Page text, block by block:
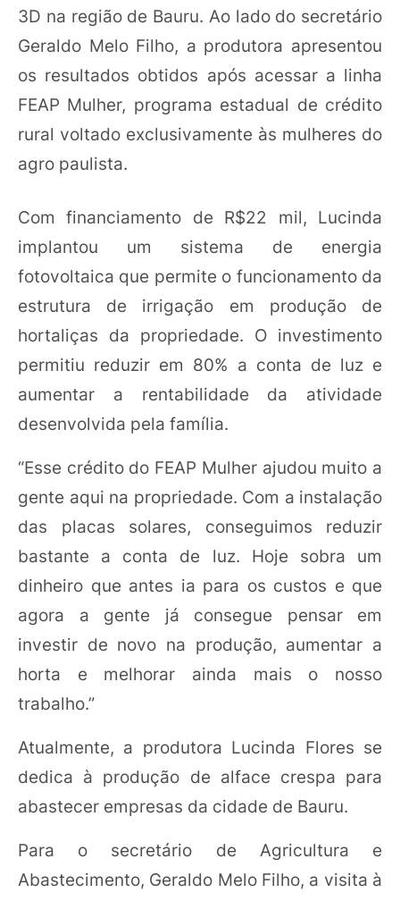
3D na região de Bauru. Ao lado do secretário
Geraldo Melo Filho, a produtora apresentou
os resultados obtidos após acessar a linha
FEAP Mulher, programa estadual de crédito
rural voltado exclusivamente às mulheres do
agro paulista.
Com financiamento de R$22 mil, Lucinda
implantou um sistema de energia
fotovoltaica que permite o funcionamento da
estrutura de irrigação em produção de
hortaliças da propriedade. O investimento
permitiu reduzir em 80% a conta de luz e
aumentar a rentabilidade da atividade
desenvolvida pela família.
“Esse crédito do FEAP Mulher ajudou muito a
gente aqui na propriedade. Com a instalação
das placas solares, conseguimos reduzir
bastante a conta de luz. Hoje sobra um
dinheiro que antes ia para os custos e que
agora a gente já consegue pensar em
investir de novo na produção, aumentar a
horta e melhorar ainda mais o nosso
trabalho.”
Atualmente, a produtora Lucinda Flores se
dedica à produção de alface crespa para
abastecer empresas da cidade de Bauru.
Para o secretário de Agricultura e
Abastecimento, Geraldo Melo Filho, a visita à